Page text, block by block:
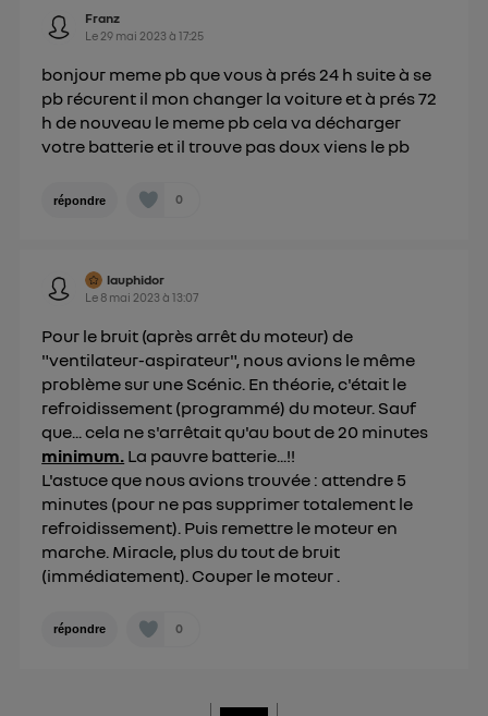
Franz
Le 29 mai 2023 à17:25
bonjour meme pb que vous à prés 24 h suite à se
pb récurent il mon changer la voiture et à prés 72
h de nouveau le meme pb cela va décharger
votre batterie et il trouve pas doux viens le pb
répondre 0
lauphidor
Le 8 mai 2023 à13:07
Pour le bruit (après arrêt du moteur) de
"ventilateur-aspirateur", nous avions le même
problème sur une Scénic. En théorie, c'était le
refroidissement (programmé) du moteur. Sauf
que... cela ne s'arrêtait qu'au bout de 20 minutes
minimum. La pauvre batterie...!!
L'astuce que nous avions trouvée : attendre 5
minutes (pour ne pas supprimer totalement le
refroidissement). Puis remettre le moteur en
marche. Miracle, plus du tout de bruit
(immédiatement). Couper le moteur .
répondre 0